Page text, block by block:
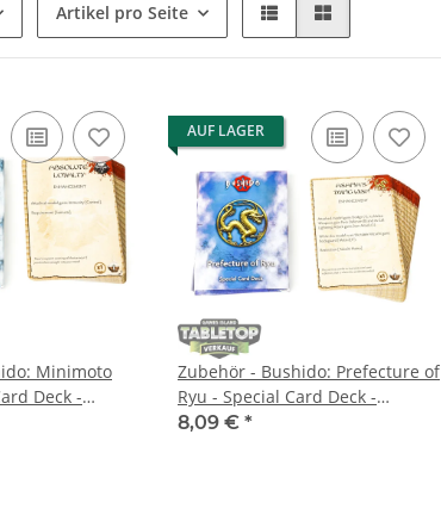
Artikel pro Seite
Minimoto
Deck -
AUF LAGER
Zubehör - Bushido: Prefecture of
Ryu - Special Card Deck -
englisch
8,09 € *